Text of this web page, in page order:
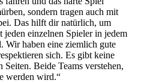
sondern tragen auch mit
Das hilft dir natürlich, um
einzelnen Spieler in jedem
Wir haben eine ziemlich gute
sich. Es gibt keine
Beide Teams verstehen,
werden wird.“